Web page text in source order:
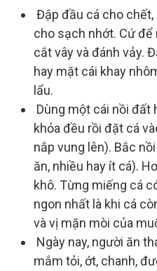
Đập đầu cá cho chết,
cho sạch nhớt. Cứ
cắt vây và đánh vảy.
hay mặt cái khay
lẩu.
Dùng một cái nồi đất
khỏa đều rồi đặt cá
nắp vung lên). Bắc
ăn, nhiều hay ít cá).
khô. Từng miếng cá
ngon nhất là khi cá
và vị mặn mòi của
Ngày nay, người ăn
mắm tỏi, ớt, chanh,